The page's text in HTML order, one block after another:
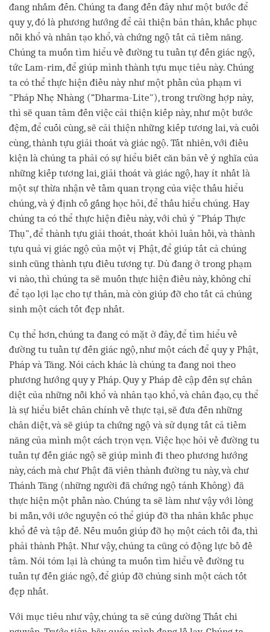
đang nhắm đến. Chúng ta đang đến đây như một bước để
quy y, đó là phương hướng để cải thiện bản thân, khắc phục
nỗi khổ và nhân tạo khổ, và chứng ngộ tất cả tiềm năng.
Chúng ta muốn tìm hiểu về đường tu tuần tự đến giác ngộ,
tức Lam-rim, để giúp mình thành tựu mục tiêu này. Chúng
ta có thể thực hiện điều này như một phần của phạm vi
"Pháp Nhẹ Nhàng (“Dharma-Lite"), trong trường hợp này,
thì sẽ quan tâm đến việc cải thiện kiếp này, như một bước
đệm, để cuối cùng, sẽ cải thiện những kiếp tương lai, và cuối
cùng, thành tựu giải thoát và giác ngộ. Tất nhiên, với điều
kiện là chúng ta phải có sự hiểu biết căn bản về ý nghĩa của
những kiếp tương lai, giải thoát và giác ngộ, hay ít nhất là
một sự thừa nhận về tầm quan trọng của việc thấu hiểu
chúng, và ý định cố gắng học hỏi, để thấu hiểu chúng. Hay
chúng ta có thể thực hiện điều này, với chủ ý "Pháp Thực
Thụ", để thành tựu giải thoát, thoát khỏi luân hồi, và thành
tựu quả vị giác ngộ của một vị Phật, để giúp tất cả chúng
sinh cũng thành tựu điều tương tự. Dù đang ở trong phạm
vi nào, thì chúng ta sẽ muốn thực hiện điều này, không chỉ
để tạo lợi lạc cho tự thân, mà còn giúp đỡ cho tất cả chúng
sinh một cách tốt đẹp nhất.
Cụ thể hơn, chúng ta đang có mặt ở đây, để tìm hiểu về
đường tu tuần tự đến giác ngộ, như một cách để quy y Phật,
Pháp và Tăng. Nói cách khác là chúng ta đang noi theo
phương hướng quy y Pháp. Quy y Pháp đề cập đến sự chân
diệt của những nỗi khổ và nhân tạo khổ, và chân đạo, cụ thể
là sự hiểu biết chân chính về thực tại, sẽ đưa đến những
chân diệt, và sẽ giúp ta chứng ngộ và sử dụng tất cả tiềm
năng của mình một cách trọn vẹn. Việc học hỏi về đường tu
tuần tự đến giác ngộ sẽ giúp mình đi theo phương hướng
này, cách mà chư Phật đã viên thành đường tu này, và chư
Thánh Tăng (những người đã chứng ngộ tánh Không) đã
thực hiện một phần nào. Chúng ta sẽ làm như vậy với lòng
bi mẫn, với ước nguyện có thể giúp đỡ tha nhân khắc phục
khổ đế và tập đế. Nếu muốn giúp đỡ họ một cách tối đa, thì
phải thành Phật. Như vậy, chúng ta cũng có động lực bồ đề
tâm. Nói tóm lại là chúng ta muốn tìm hiểu về đường tu
tuần tự đến giác ngộ, để giúp đỡ chúng sinh một cách tốt
đẹp nhất.
Với mục tiêu như vậy, chúng ta sẽ cúng dường Thất chi